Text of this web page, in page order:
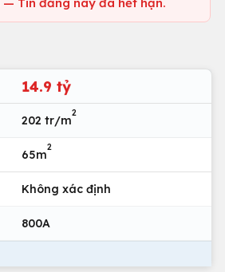
14.9 tỷ
202 tr/m
2
65m
2
Không xác định
800A